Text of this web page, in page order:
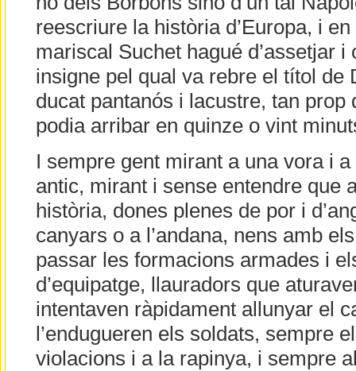
reescriure la història d’Europa, i
mariscal Suchet hagué d’assetjar
insigne pel qual va rebre el títol de
ducat pantanós i lacustre, tan prop
podia arribar en quinze o vint
I sempre gent mirant a una vora i a
antic, mirant i sense entendre que
història, dones plenes de por i
canyars o a l’andana, nens amb
passar les formacions armades i
d’equipatge, llauradors que
intentaven ràpidament allunyar el
l’endugueren els soldats, sempre
violacions i a la rapinya, i sempre